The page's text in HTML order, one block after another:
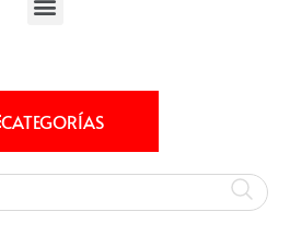
CATEGORÍAS